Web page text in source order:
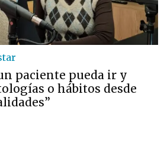
paciente pueda ir y
o hábitos desde